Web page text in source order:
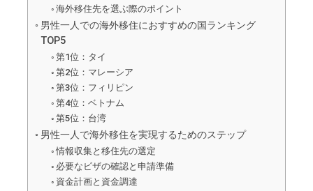
海外移住先を選ぶ際のポイント
男性一人での海外移住におすすめの国ランキング
TOP5
第1位：タイ
第2位：マレーシア
第3位：フィリピン
第4位：ベトナム
第5位：台湾
男性一人で海外移住を実現するためのステップ
情報収集と移住先の選定
必要なビザの確認と申請準備
資金計画と資金調達